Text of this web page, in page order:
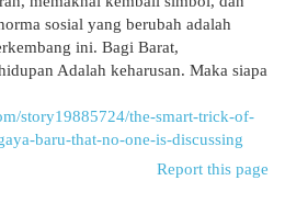
sosial yang berubah adalah
ini. Bagi Barat,
Adalah keharusan. Maka siapa
story19885724/the-smart-trick-of-
baru-that-no-one-is-discussing
Report this page